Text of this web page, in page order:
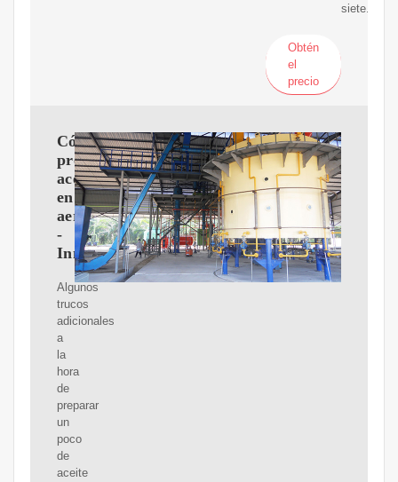
siete.
Obtén
el
precio
Cómo
preparar
aceite
en
aerosol
-
Innatia.com
Algunos
trucos
adicionales
a
la
hora
de
preparar
un
poco
de
aceite